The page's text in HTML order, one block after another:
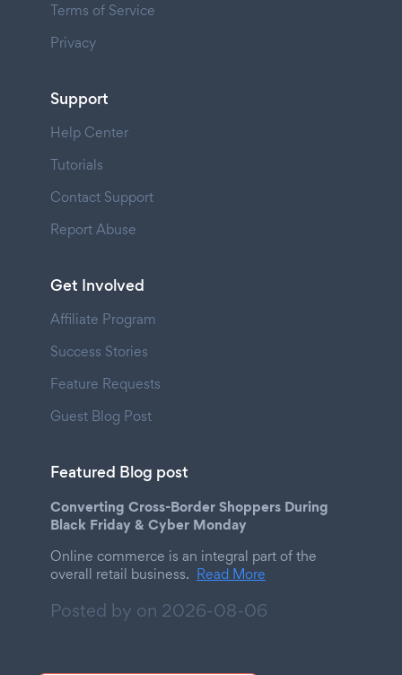
Terms of Service
Privacy
Support
Help Center
Tutorials
Contact Support
Report Abuse
Get Involved
Affiliate Program
Success Stories
Feature Requests
Guest Blog Post
Featured Blog post
Converting Cross-Border Shoppers During
Black Friday & Cyber Monday
Online commerce is an integral part of the
overall retail business. Read More
Posted by on 2026-08-06